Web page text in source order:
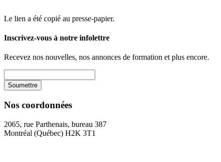
Le lien a été copié au presse-papier.
Inscrivez-vous à notre infolettre
Recevez nos nouvelles, nos annonces de formation et plus encore.
Nos coordonnées
2065, rue Parthenais, bureau 387
Montréal (Québec) H2K 3T1